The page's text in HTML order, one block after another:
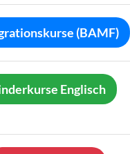
(BAMF)
Englisch